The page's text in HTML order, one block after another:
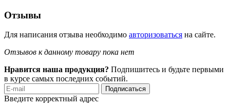
Отзывы
Для написания отзыва необходимо авторизоваться на сайте.
Отзывов к данному товару пока нет
Нравится наша продукция? Подпишитесь и будьте первыми
в курсе самых последних событий.
Подписаться
Введите корректный адрес